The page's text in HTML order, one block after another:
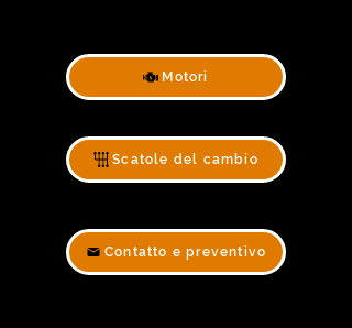
Motori
Scatole del cambio
Contatto e preventivo